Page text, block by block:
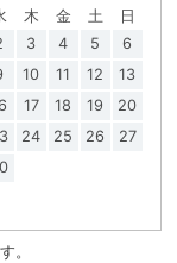
木 金 土
日
3 4 5
6
10 11 12
13
17 18 19
20
24 25 26
27
。